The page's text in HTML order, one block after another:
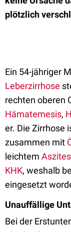
plötzlich
Ein 54-jähriger
Leberzirrhose
rechten oberen
Hämatemesis,
er. Die Zirrhose
zusammen mit
leichtem Aszites
KHK, weshalb
eingesetzt
Unauffällige
Bei der